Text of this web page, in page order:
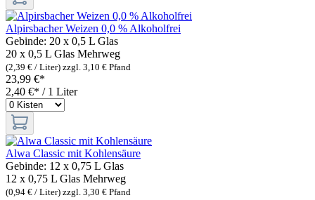
Alpirsbacher Weizen 0,0 % Alkoholfrei
Gebinde: 20 x 0,5 L Glas
20 x 0,5 L Glas Mehrweg
(2,39 € / Liter) zzgl. 3,10 € Pfand
23,99 €*
2,40 €* / 1 Liter
Alwa Classic mit Kohlensäure
Gebinde: 12 x 0,75 L Glas
12 x 0,75 L Glas Mehrweg
(0,94 € / Liter) zzgl. 3,30 € Pfand